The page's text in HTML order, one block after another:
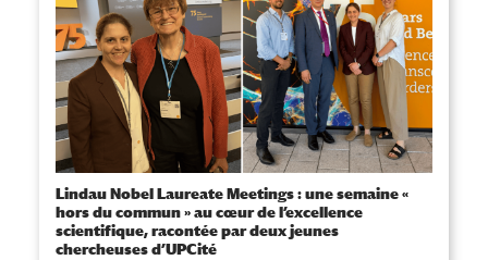
Lindau Nobel Laureate Meetings : une semaine «
hors du commun » au cœur de l’excellence
scientifique, racontée par deux jeunes
chercheuses d’UPCité